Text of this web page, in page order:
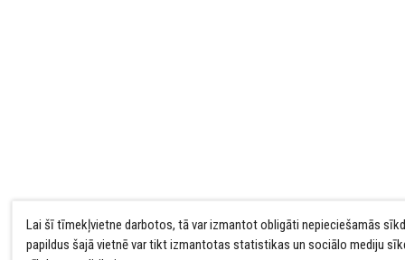
Lai šī tīmekļvietne darbotos, tā var izmantot obligāti nepieciešamās
papildus šajā vietnē var tikt izmantotas statistikas un sociālo mediju